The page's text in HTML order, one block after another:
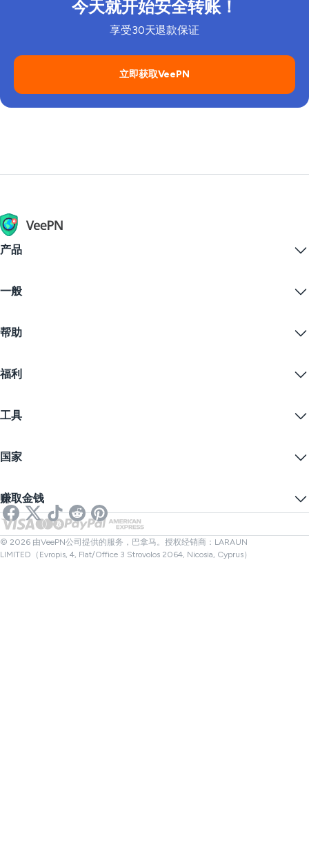
今天就开始安全转账！
享受30天退款保证
立即获取VeePN
产品
VPN for macOS
iOS VPN
Firefox
免费VPN
一般
VPN下载
定价
学生优惠
博客
帮助
联系我们
隐私政策
Cookie偏好设置
福利
网络隐私
匿名IP
流媒体用VPN
Netflix VPN
工具
隐藏您的IP
在线短信
链接检查器
文件检查器
国家
英国VPN
加拿大VPN
土耳其VPN
赚取金钱
合作伙伴
© 2026 由VeePN公司提供的服务，巴拿马。授权经销商：LARAUN
LIMITED（Evropis, 4, Flat/Office 3 Strovolos 2064, Nicosia, Cyprus）